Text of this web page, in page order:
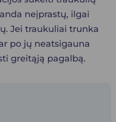
neįprastų, ilgai
Jei traukuliai trunka
po jų neatsigauna
greitąją pagalbą.